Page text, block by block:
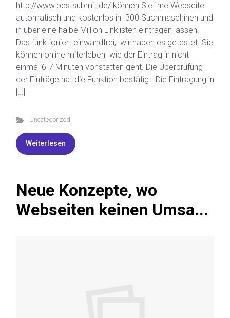
http://www.bestsubmit.de/ können Sie Ihre Webseite
automatisch und kostenlos in 300 Suchmaschinen und
in über eine halbe Million Linklisten eintragen lassen.
Das funktioniert einwandfrei, wir haben es getestet. Sie
können online miterleben wie der Eintrag in nicht
einmal 6-7 Minuten vonstatten geht. Die Überprüfung
der Einträge hat die Funktion bestätigt. Die Eintragung in
[…]
Uncategorized
Weiterlesen
Neue Konzepte, wo
Webseiten keinen Umsa...